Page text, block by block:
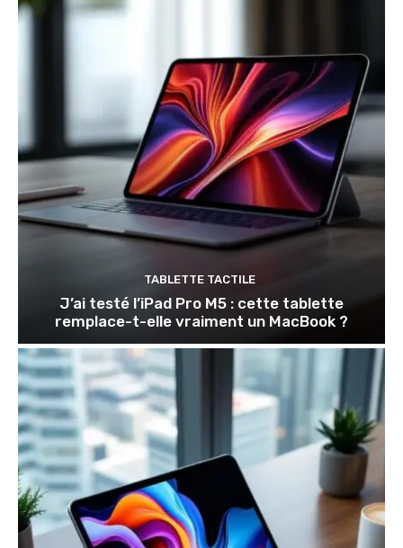
TABLETTE TACTILE
J’ai testé l’iPad Pro M5 : cette tablette
remplace-t-elle vraiment un MacBook ?